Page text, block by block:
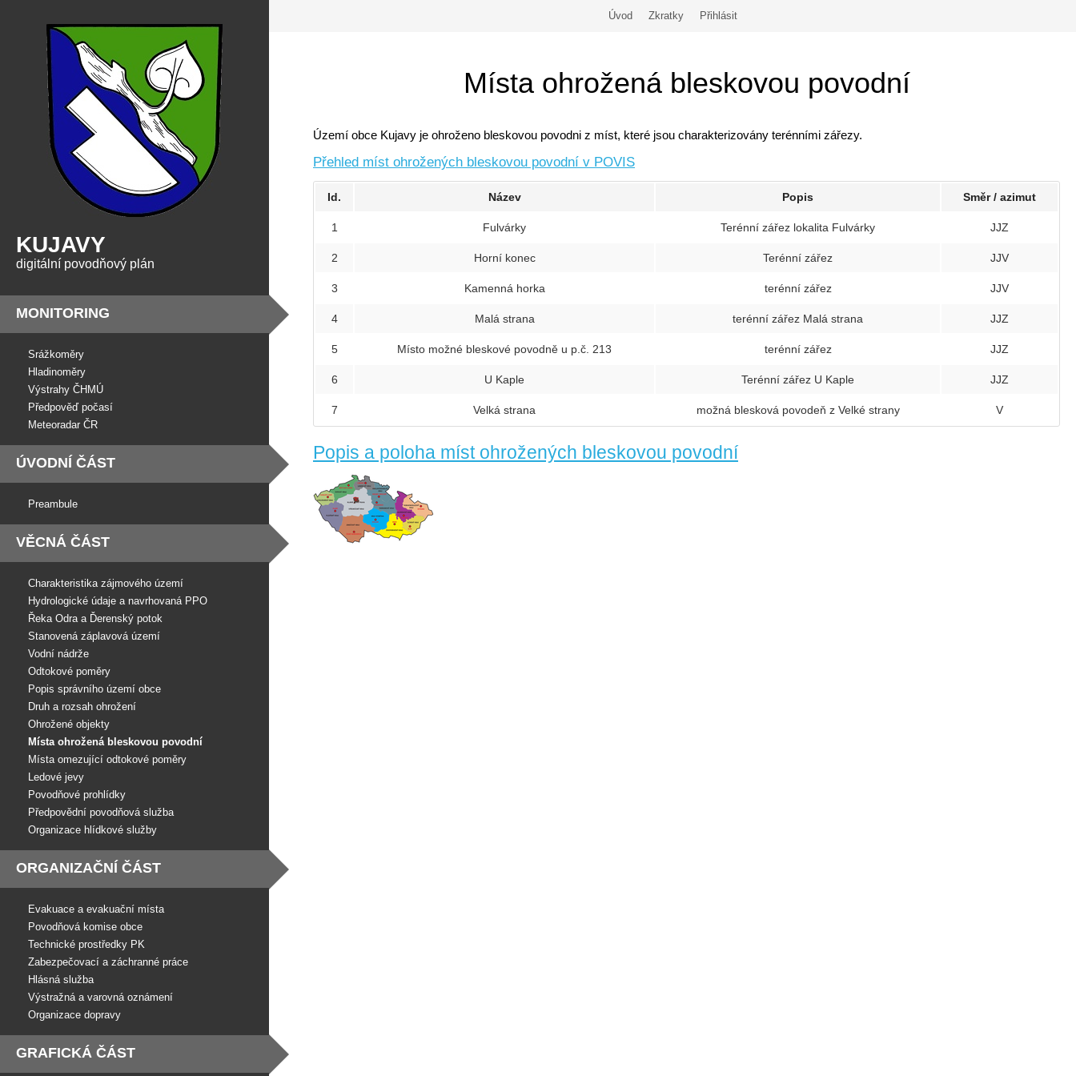
KUJAVY
digitální povodňový plán
MONITORING
Srážkoměry
Hladinoměry
Výstrahy ČHMÚ
Předpověď počasí
Meteoradar ČR
ÚVODNÍ ČÁST
Preambule
VĚCNÁ ČÁST
Charakteristika zájmového území
Hydrologické údaje a navrhovaná PPO
Řeka Odra a Ďerenský potok
Stanovená záplavová území
Vodní nádrže
Odtokové poměry
Popis správního území obce
Druh a rozsah ohrožení
Ohrožené objekty
Místa ohrožená bleskovou povodní
Místa omezující odtokové poměry
Ledové jevy
Povodňové prohlídky
Předpovědní povodňová služba
Organizace hlídkové služby
ORGANIZAČNÍ ČÁST
Evakuace a evakuační místa
Povodňová komise obce
Technické prostředky PK
Zabezpečovací a záchranné práce
Hlásná služba
Výstražná a varovná oznámení
Organizace dopravy
GRAFICKÁ ČÁST
Úvod Zkratky Přihlásit
Místa ohrožená bleskovou povodní
Území obce Kujavy je ohroženo bleskovou povodni z míst, které jsou charakterizovány terénními zářezy.
Přehled míst ohrožených bleskovou povodní v POVIS
Id. Název Popis Směr / azimut
1 Fulvárky Terénní zářez lokalita Fulvárky JJZ
2 Horní konec Terénní zářez JJV
3 Kamenná horka terénní zářez JJV
4 Malá strana terénní zářez Malá strana JJZ
5 Místo možné bleskové povodně u p.č. 213 terénní zářez JJZ
6 U Kaple Terénní zářez U Kaple JJZ
7 Velká strana možná blesková povodeň z Velké strany V
Popis a poloha míst ohrožených bleskovou povodní